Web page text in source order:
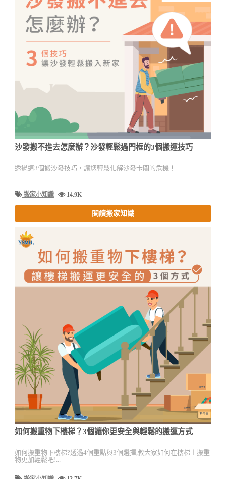
沙發搬不進去怎麼辦？沙發輕鬆過門框的3個搬運技巧
透過這3個搬沙發技巧，讓您輕鬆化解沙發卡關的危機！...
搬家小知識 14.9K
閱讀搬家知識
如何搬重物下樓梯？3個讓你更安全與輕鬆的搬運方式
如何搬重物下樓梯?透過4個重點與3個選擇,教大家如何在樓梯上搬重
物更加輕鬆吧!...